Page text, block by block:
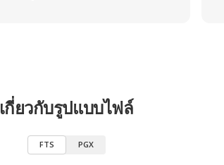
เกี่ยวกับรูปแบบไฟล์
FTS PGX